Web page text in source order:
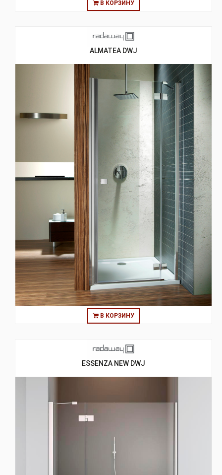
В КОРЗИНУ
ALMATEA DWJ
В КОРЗИНУ
ESSENZA NEW DWJ